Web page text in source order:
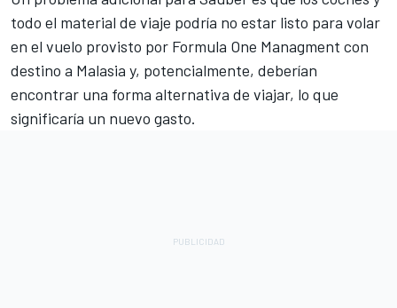
todo el material de viaje podría no estar listo para volar
en el vuelo provisto por Formula One Managment con
destino a Malasia y, potencialmente, deberían
encontrar una forma alternativa de viajar, lo que
significaría un nuevo gasto.